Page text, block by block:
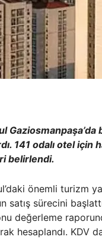
141 odalı otel
belirlendi.
önemli turizm
satış sürecini
değerleme
hesaplandı. KDV